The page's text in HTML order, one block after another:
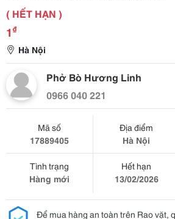
( HẾT HẠN )
1 ₫
Hà Nội
Phở Bò Hương Linh
0966 040 221
Mã số
17889405
Địa điểm
Hà Nội
Tình trạng
Hàng mới
Hết hạn
13/02/2026
Để mua hàng an toàn trên Rao vặt,